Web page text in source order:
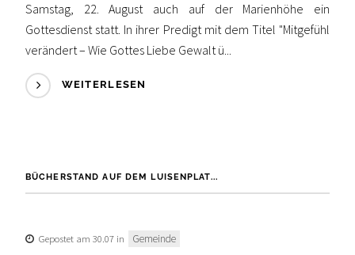
Samstag, 22. August auch auf der Marienhöhe ein
Gottesdienst statt. In ihrer Predigt mit dem Titel "Mitgefühl
verändert – Wie Gottes Liebe Gewalt ü...
WEITERLESEN
BÜCHERSTAND AUF DEM LUISENPLAT...
Gepostet am 30.07 in Gemeinde